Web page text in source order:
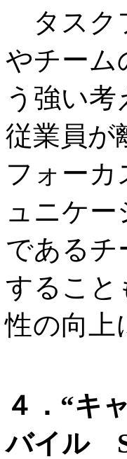
タスク
やチーム
う強い
従業員が
フォー
ュニケ
であるチ
すること
性の向上
４．“キ
バイル